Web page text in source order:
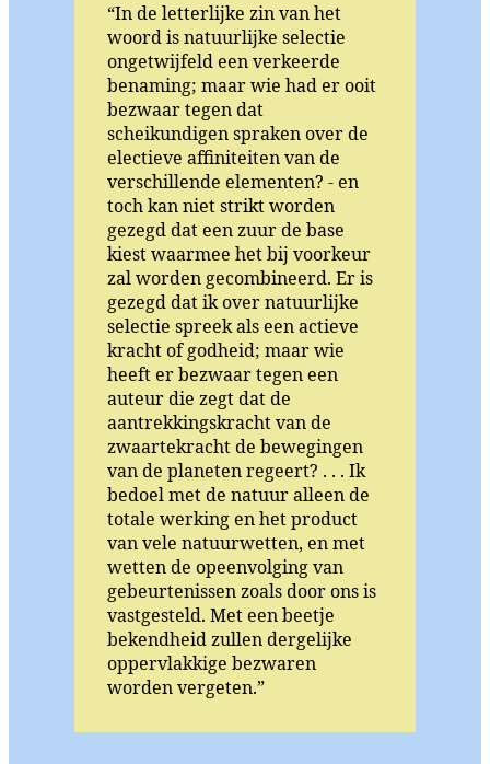
“In de letterlijke zin van het
woord is natuurlijke selectie
ongetwijfeld een verkeerde
benaming; maar wie had er ooit
bezwaar tegen dat
scheikundigen spraken over de
electieve affiniteiten van de
verschillende elementen? - en
toch kan niet strikt worden
gezegd dat een zuur de base
kiest waarmee het bij voorkeur
zal worden gecombineerd. Er is
gezegd dat ik over natuurlijke
selectie spreek als een actieve
kracht of godheid; maar wie
heeft er bezwaar tegen een
auteur die zegt dat de
aantrekkingskracht van de
zwaartekracht de bewegingen
van de planeten regeert? . . . Ik
bedoel met de natuur alleen de
totale werking en het product
van vele natuurwetten, en met
wetten de opeenvolging van
gebeurtenissen zoals door ons is
vastgesteld. Met een beetje
bekendheid zullen dergelijke
oppervlakkige bezwaren
worden vergeten.”